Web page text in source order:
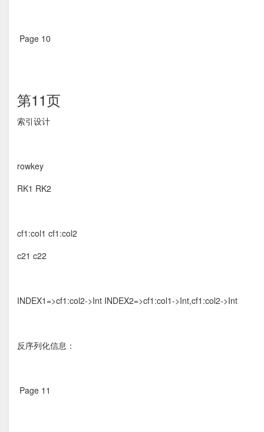
Page 10
第11页
索引设计 
rowkey
RK1 RK2
cf1:col1 cf1:col2
c21 c22
INDEX1=>cf1:col2->Int INDEX2=>cf1:col1->Int,cf1:col2->Int
反序列化信息：
Page 11